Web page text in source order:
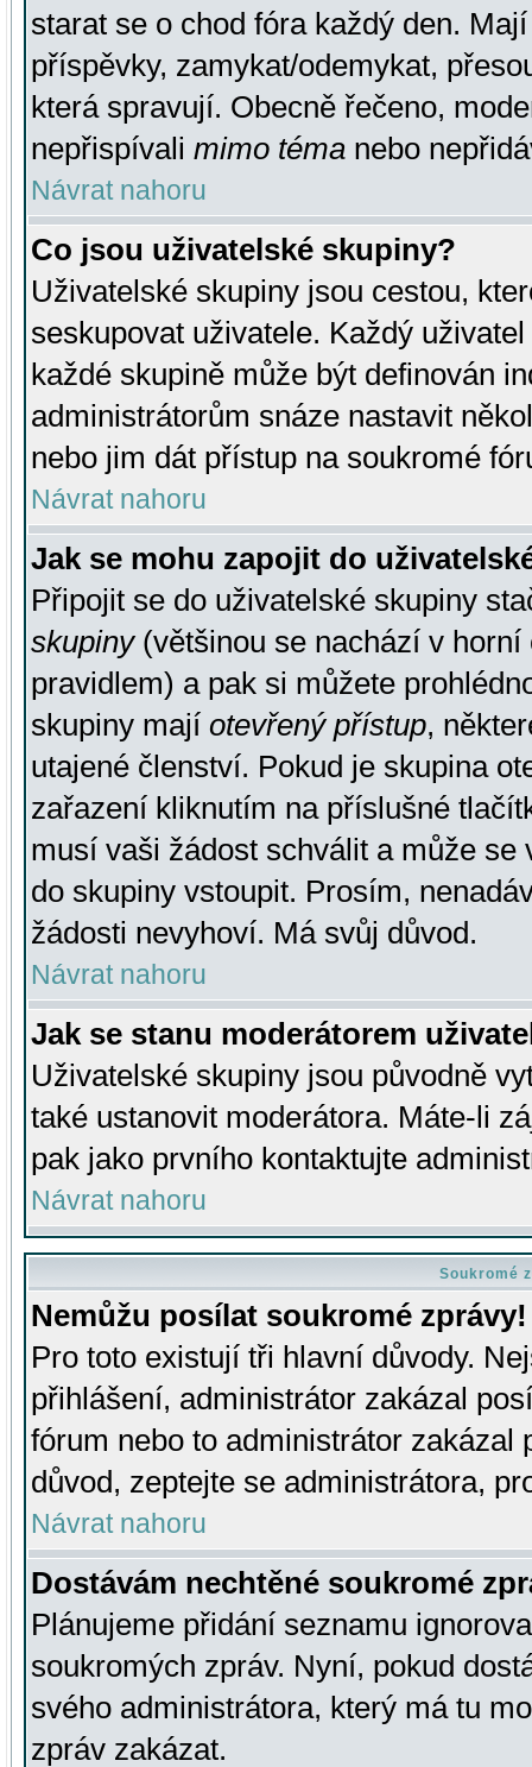
starat se o chod fóra každý den.
příspěvky, zamykat/odemykat,
která spravují. Obecně řečeno,
nepřispívali mimo téma nebo
Návrat nahoru
Co jsou uživatelské skupiny?
Uživatelské skupiny jsou cestou,
seskupovat uživatele. Každý
každé skupině může být definován
administrátorům snáze nastavit
nebo jim dát přístup na soukromé
Návrat nahoru
Jak se mohu zapojit do
Připojit se do uživatelské skupiny
skupiny(většinou se nachází v horní
pravidlem) a pak si můžete
skupiny mají otevřený přístup,
utajené členství. Pokud je skupina
zařazení kliknutím na příslušné
musí vaši žádost schválit a může se
do skupiny vstoupit. Prosím,
žádosti nevyhoví. Má svůj důvod.
Návrat nahoru
Jak se stanu moderátorem
Uživatelské skupiny jsou původně
také ustanovit moderátora. Máte-li
pak jako prvního kontaktujte
Návrat nahoru
Soukromé
Nemůžu posílat soukromé zprávy!
Pro toto existují tři hlavní důvody.
přihlášení, administrátor zakázal
fórum nebo to administrátor zakázal
důvod, zeptejte se administrátora,
Návrat nahoru
Dostávám nechtěné soukromé
Plánujeme přidání seznamu
soukromých zpráv. Nyní, pokud
svého administrátora, který má tu
zpráv zakázat.